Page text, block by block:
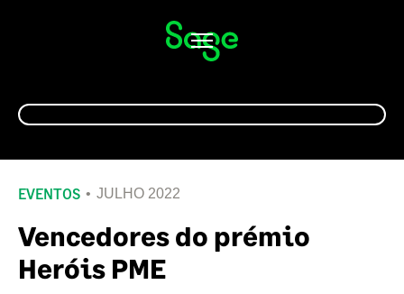
Alternar
navegação
EVENTOS JULHO 2022
Vencedores do prémio
Heróis PME